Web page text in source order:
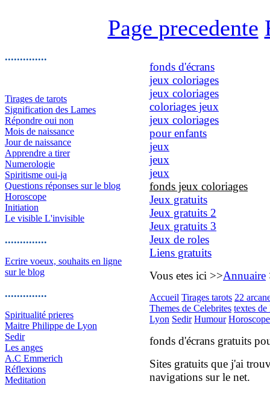
Page precedente
..............
Tirages de tarots
Signification des Lames
Répondre oui non
Mois de naissance
Jour de naissance
Apprendre a tirer
Numerologie
Spiritisme oui-ja
Questions réponses sur le blog
Horoscope
Initiation
Le visible L'invisible
..............
Ecrire voeux, souhaits en ligne
sur le blog
..............
Spiritualité prieres
Maitre Philippe de Lyon
Sedir
Les anges
A.C Emmerich
Réflexions
Meditation
fonds d'écrans
jeux coloriages
jeux coloriages
coloriages jeux
jeux coloriages
pour enfants
jeux
jeux
jeux
fonds jeux coloriages
Jeux gratuits
Jeux gratuits 2
Jeux gratuits 3
Jeux de roles
Liens gratuits
Vous etes ici >>Annuaire
Accueil Tirages tarots 22
Themes de Celebrites textes de
Lyon Sedir Humour Horoscope
fonds d'écrans gratuits
Sites gratuits que j'ai
navigations sur le net.